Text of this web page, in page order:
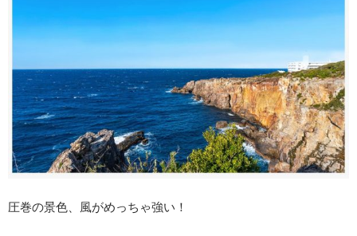
圧巻の景色、風がめっちゃ強い！